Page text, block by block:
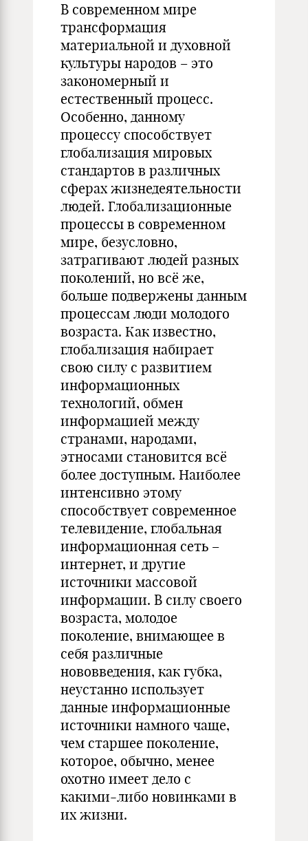
В современном мире
трансформация
материальной и духовной
культуры народов – это
закономерный и
естественный процесс.
Особенно, данному
процессу способствует
глобализация мировых
стандартов в различных
сферах жизнедеятельности
людей. Глобализационные
процессы в современном
мире, безусловно,
затрагивают людей разных
поколений, но всё же,
больше подвержены данным
процессам люди молодого
возраста. Как известно,
глобализация набирает
свою силу с развитием
информационных
технологий, обмен
информацией между
странами, народами,
этносами становится всё
более доступным. Наиболее
интенсивно этому
способствует современное
телевидение, глобальная
информационная сеть –
интернет, и другие
источники массовой
информации. В силу своего
возраста, молодое
поколение, внимающее в
себя различные
нововведения, как губка,
неустанно использует
данные информационные
источники намного чаще,
чем старшее поколение,
которое, обычно, менее
охотно имеет дело с
какими-либо новинками в
их жизни.